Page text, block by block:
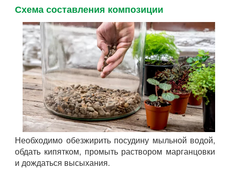
Схема составления композиции
Необходимо обезжирить посудину мыльной водой,
обдать кипятком, промыть раствором марганцовки
и дождаться высыхания.